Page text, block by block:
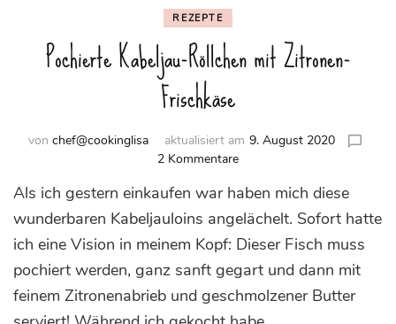
REZEPTE
Pochierte Kabeljau-Röllchen mit Zitronen-
Frischkäse
von chef@cookinglisa aktualisiert am 9. August 2020
2 Kommentarezu
Kabeljau-
Röllchen
Zitronen-
Frischkäse
Als ich gestern einkaufen war haben mich diese
wunderbaren Kabeljauloins angelächelt. Sofort hatte
ich eine Vision in meinem Kopf: Dieser Fisch muss
pochiert werden, ganz sanft gegart und dann mit
feinem Zitronenabrieb und geschmolzener Butter